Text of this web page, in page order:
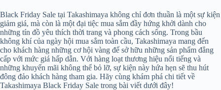
Black Friday Sale tại Takashimaya không chỉ đơn thuần là một sự kiện
giảm giá, mà còn là một đại tiệc mua sắm đầy hứng khởi dành cho
những tín đồ yêu thích thời trang và phong cách sống. Trong bầu
không khí của ngày hội mua sắm toàn cầu, Takashimaya mang đến
cho khách hàng những cơ hội vàng để sở hữu những sản phẩm đẳng
cấp với mức giá hấp dẫn. Với hàng loạt thương hiệu nổi tiếng và
những khuyến mãi không thể bỏ lỡ, sự kiện này hứa hẹn sẽ thu hút
đông đảo khách hàng tham gia. Hãy cùng khám phá chi tiết về
Takashimaya Black Friday Sale trong bài viết dưới đây!